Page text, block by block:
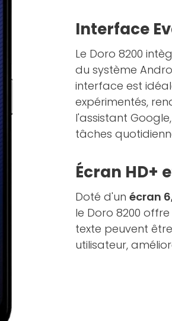
Interface
Le Doro 8200
du système
interface est
expérimentés,
l'assistant
tâches
Écran HD+
Doté d'un écran
le Doro 8200
texte peuvent
utilisateur,